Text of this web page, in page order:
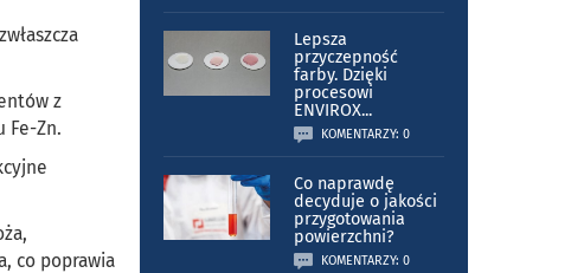
z
Fe-Zn.
co poprawia
Lepsza
przyczepność
farby. Dzięki
procesowi
ENVIROX...
KOMENTARZY: 0
Co naprawdę
decyduje o jakości
przygotowania
powierzchni?
KOMENTARZY: 0